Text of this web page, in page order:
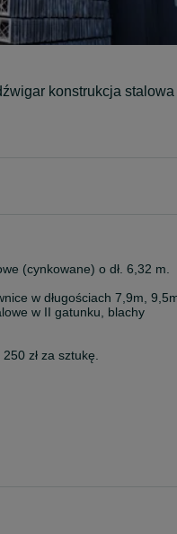
konstrukcja stalowa
(cynkowane) o dł. 6,32 m.
w długościach 7,9m,
w II gatunku, blachy
zł za sztukę.
internetowej